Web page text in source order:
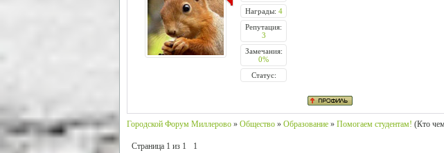
Награды: 4
Репутация:
3
Замечания:
0%
Статус:
Городской Форум Миллерово » Общество » Образование » Помогаем студентам! (Кто
Страница 1 из 1 1